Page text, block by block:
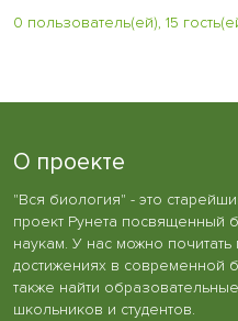
0 пользователь(ей), 15
О проекте
"Вся биология" - это
проект Рунета посвященный
наукам. У нас можно
достижениях в современной
также найти
школьников и студентов.